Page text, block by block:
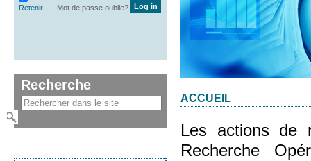
ACCUEIL
Les actions de
Recherche
Retenir Mot de passe oublie?
Recherche